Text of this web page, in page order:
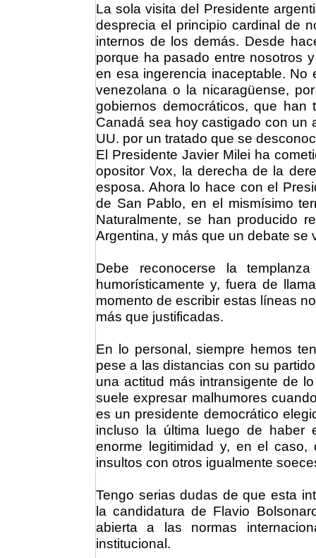
La sola visita del Presidente
desprecia el principio cardinal de
internos de los demás. Desde
porque ha pasado entre nosotros
en esa ingerencia inaceptable. No
venezolana o la nicaragüense,
gobiernos democráticos, que
Canadá sea hoy castigado con un
UU. por un tratado que se
El Presidente Javier Milei ha
opositor Vox, la derecha de la
esposa. Ahora lo hace con el
de San Pablo, en el mismísimo
Naturalmente, se han producido
Argentina, y más que un debate se
Debe reconocerse la
humorísticamente y, fuera de
momento de escribir estas líneas
más que justificadas.
En lo personal, siempre hemos
pese a las distancias con su
una actitud más intransigente de
suele expresar malhumores
es un presidente democrático
incluso la última luego de haber
enorme legitimidad y, en el
insultos con otros igualmente
Tengo serias dudas de que esta
la candidatura de Flavio
abierta a las normas
institucional.